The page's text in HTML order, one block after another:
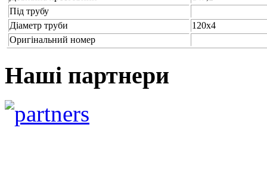
Під трубу
Діаметр труби
120x4
Оригінальний номер
Наші партнери